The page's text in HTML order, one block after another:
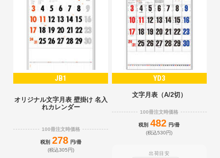
JB1
オリジナル文字月表 壁掛け 名入
れカレンダー
100冊注文時価格
税別 278 円/冊
(税込305円)
YD3
文字月表（A/2切）
100冊注文時価格
税別 482 円/冊
(税込530円)
出荷目安